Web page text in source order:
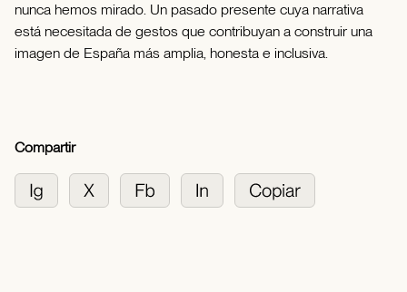
nunca hemos mirado. Un pasado presente cuya narrativa
está necesitada de gestos que contribuyan a construir una
imagen de España más amplia, honesta e inclusiva.
Compartir